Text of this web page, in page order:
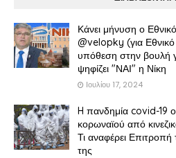
Κάνει μήνυση ο
@velopky (για Εθνικό
υπόθεση στην βουλή
ψηφίζει "ΝΑΙ" η Νίκη
Ιουλίου 17, 2024
H πανδημία covid-19
κορωναϊού από
Τι αναφέρει
της